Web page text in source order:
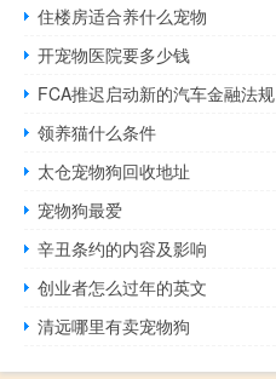
住楼房适合养什么宠物
开宠物医院要多少钱
FCA推迟启动新的汽车金融法规
领养猫什么条件
太仓宠物狗回收地址
宠物狗最爱
辛丑条约的内容及影响
创业者怎么过年的英文
清远哪里有卖宠物狗